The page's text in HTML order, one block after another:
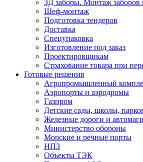
3Д заборы. Монтаж заборов
Шеф-монтаж
Подготовка тендеров
Доставка
Спецупаковка
Изготовление под заказ
Проектировщикам
Страхование товара при
Готовые решения
Агропромышленный
Аэропорты и аэродромы
Газпром
Детские сады, школы,
Железные дороги и
Министерство обороны
Морские и речные порты
НПЗ
Объекты ТЭК